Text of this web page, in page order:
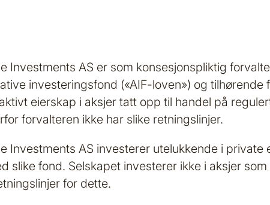
Investments AS er som konsesjonspliktig
investeringsfond («AIF-loven») og
eierskap i aksjer tatt opp til handel på
forvalteren ikke har slike retningslinjer.
Investments AS investerer utelukkende i
slike fond. Selskapet investerer ikke i aksjer
for dette.